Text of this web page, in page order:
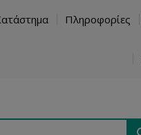
Πληροφορίες